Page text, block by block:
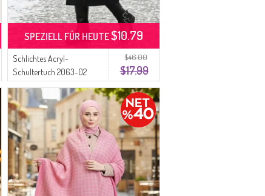
$46.00
$17.99
Schlichtes Acryl-
Schultertuch 2063-02
Saks
SPEZIELL FÜR HEUTE$10.79